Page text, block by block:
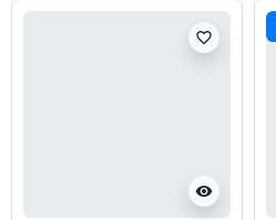
visibility
favorite_border